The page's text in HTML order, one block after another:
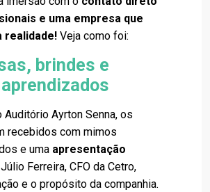
e uma empresa que
realidade! Veja como foi:
brindes e
Auditório Ayrton Senna, os
recebidos com mimos
e uma apresentação
Ferreira, CFO da Cetro,
e o propósito da companhia.